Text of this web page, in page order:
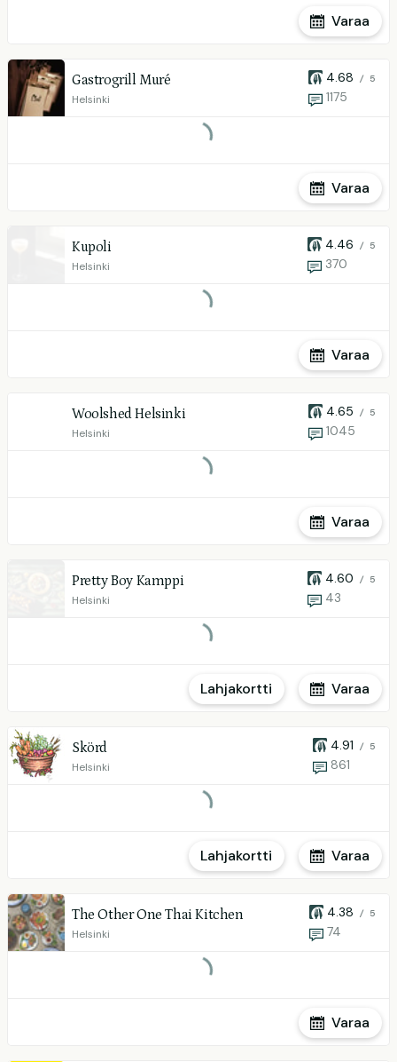
Varaa
Gastrogrill Muré
Helsinki
4.68 / 5
1175
Varaa
Kupoli
Helsinki
4.46 / 5
370
Varaa
Woolshed Helsinki
Helsinki
4.65 / 5
1045
Varaa
Pretty Boy Kamppi
Helsinki
4.60 / 5
43
Varaa
Lahjakortti
Skörd
Helsinki
4.91 / 5
861
Varaa
Lahjakortti
The Other One Thai Kitchen
Helsinki
4.38 / 5
74
Varaa